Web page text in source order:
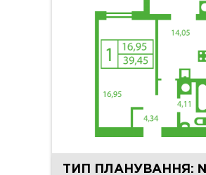
ТИП ПЛАНУВАННЯ: